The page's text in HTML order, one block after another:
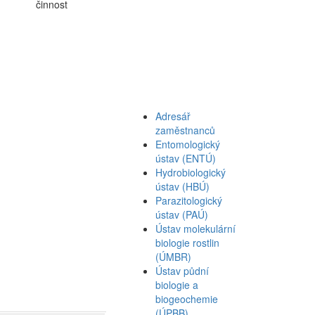
činnost
Adresář
zaměstnanců
Entomologický
ústav (ENTÚ)
Hydrobiologický
ústav (HBÚ)
Parazitologický
ústav (PAÚ)
Ústav molekulární
biologie rostlin
(ÚMBR)
Ústav půdní
biologie a
biogeochemie